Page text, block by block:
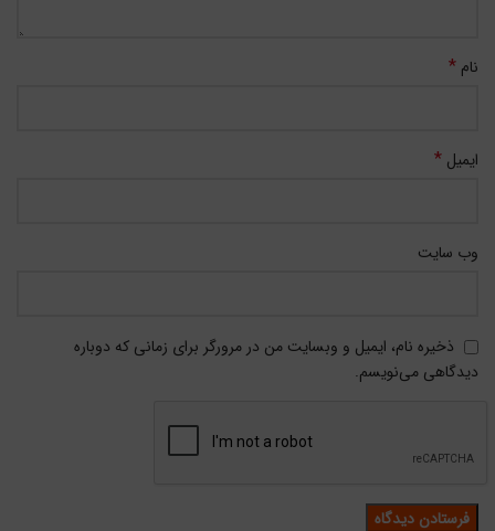
نام *
ایمیل *
وب‌ سایت
ذخیره نام، ایمیل و وبسایت من در مرورگر برای زمانی که دوباره
دیدگاهی می‌نویسم.